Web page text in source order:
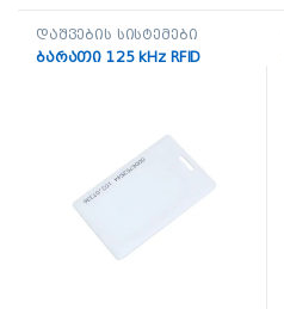
დაშვების სისტემები
ბარათი 125 kHz RFID